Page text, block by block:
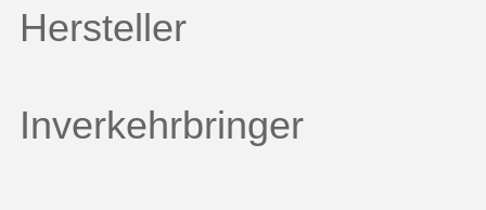
Hersteller
Inverkehrbringer